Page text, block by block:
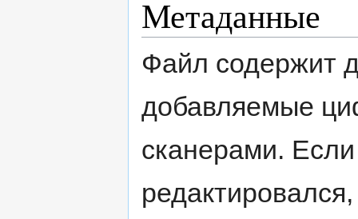
Метаданные
Файл содержит
добавляемые
сканерами.